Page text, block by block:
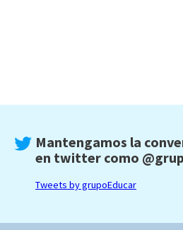
Mantengamos la
en twitter como
Tweets by grupoEducar